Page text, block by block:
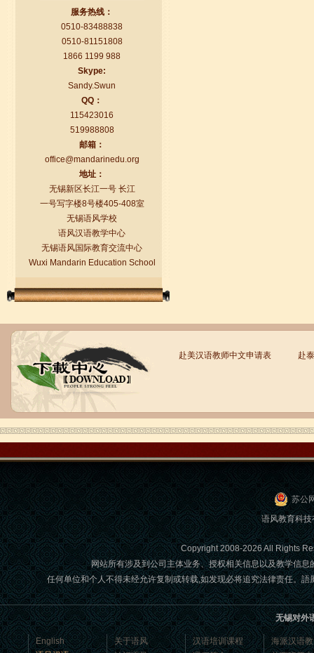
语风汉语学生Florent
我非常喜欢无锡语风汉语学校，这里真
的有最简单的汉语学习方法，我学习汉
语的速度比我原来打算的快得多。我的
汉语老师们都非常可...
语风汉语学生Brad
我叫Brad,我是澳大利亚人，我在语风
汉语学校学习汉语。我现在可以独立和
我的中国朋友说很流利的汉语。谢谢语
语风汉语学生Jennifer
我叫Jennifer，我非常喜欢在语风汉语无
服务热线：
0510-83488838
0510-81151808
1866 1199 988
Skype:
Sandy.Swun
QQ：
115423016
519988808
邮箱：
office@mandarinedu.org
地址：
无锡新区长江一号 长江
一号写字楼8号楼405-408室
无锡语风学校
语风汉语教学中心
无锡语风国际教育交流中心
Wuxi Mandarin Education School
赴美汉语教师中文申请表 赴
苏公
语风教育科
Copyright 2008-2026 All Rights
网站所有涉及到公司主体业务、授权相关信息以及教学信
任何单位和个人不得未经允许复制或转载,如发现必将追究法律责任。
无锡对外
English
关于语风
汉语培训课程
海派汉语